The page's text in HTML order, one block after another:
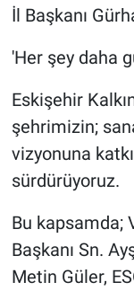
İl Başkanı
'Her şey daha
Eskişehir
şehrimizin;
vizyonuna
sürdürüyoruz.
Bu kapsamda;
Başkanı Sn.
Metin Güler,